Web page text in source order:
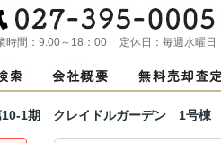
時間： 9:00～18：00 定休日： 毎週水曜日
1期 クレイドルガーデン 1号棟